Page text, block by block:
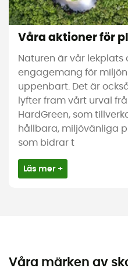
Våra aktioner för
Naturen är vår lekplats
engagemang för
uppenbart. Det är
lyfter fram vårt urval
HardGreen, som
hållbara, miljövänliga
som bidrar t
Läs mer +
Våra märken av